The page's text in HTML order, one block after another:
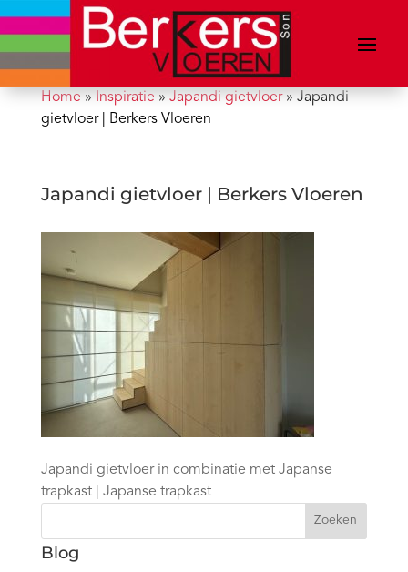
Home» Inspiratie» Japandi gietvloer» Japandi
gietvloer | Berkers Vloeren
Japandi gietvloer | Berkers Vloeren
Japandi gietvloer in combinatie met Japanse
trapkast | Japanse trapkast
Zoeken
Blog